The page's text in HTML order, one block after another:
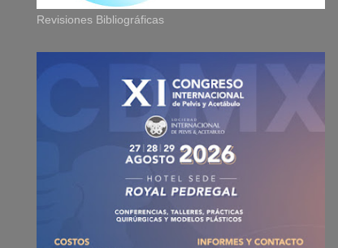
Revisiones Bibliográficas